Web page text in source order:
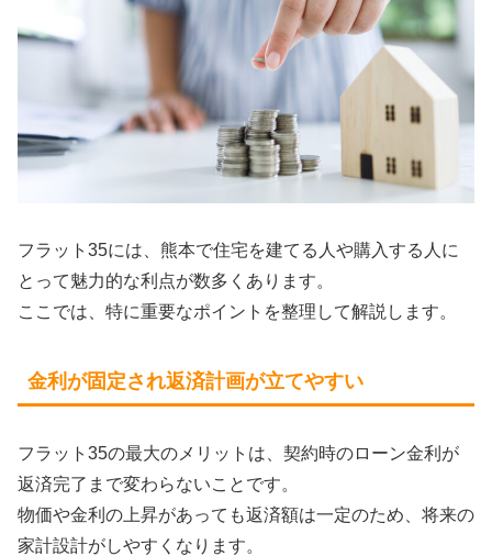
フラット35には、熊本で住宅を建てる人や購入する人に
とって魅力的な利点が数多くあります。
ここでは、特に重要なポイントを整理して解説します。
金利が固定され返済計画が立てやすい
フラット35の最大のメリットは、契約時のローン金利が
返済完了まで変わらないことです。
物価や金利の上昇があっても返済額は一定のため、将来の
家計設計がしやすくなります。